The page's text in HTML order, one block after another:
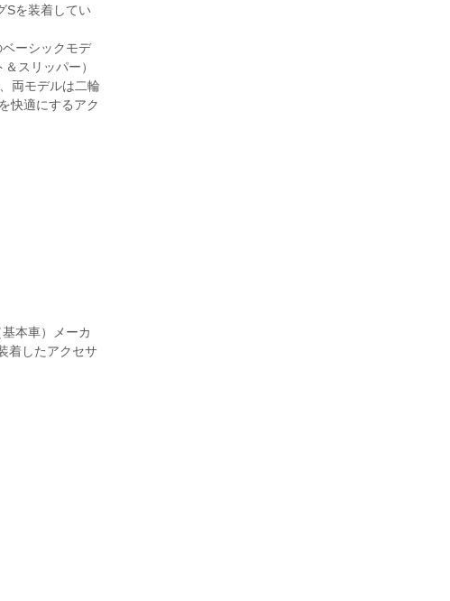
Sを装着してい
ベーシックモデ
スリッパー）
両モデルは二輪
快適にするアク
本車）メーカ
着したアクセサ